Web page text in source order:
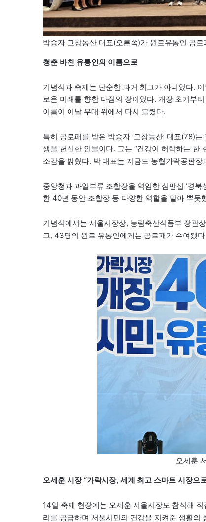
박송자 고창농산 대표(오른쪽)가 원로유통인 공로
청춘 바친 유통인의 이름으로
기념식과 축제는 단순한 과거 회고가 아니었다.
로운 미래를 향한 다짐의 장이었다. 개장 초기부
이름이 이날 무대 위에서 다시 불렸다.
특히 공로패를 받은 박송자 ‘고창농산’ 대표(78)
생을 헌신한 인물이다. 그는 “건강이 허락하는 한
소감을 밝혔다. 박 대표는 지금도 농협가락공판
중앙청과 과일부류 조합장을 역임한 심만섭 ‘경북
한 40년 동안 조합장 등 다양한 역할을 맡아 뿌듯
기념식에서는 서울시장상, 농림축산식품부 장관
고, 43명의 원로 유통인에게는 공로패가 수여됐다.
오세훈
오세훈 시장 “가락시장, 세계 최고 스마트 시장으
14일 축제 현장에는 오세훈 서울시장도 참석해
리를 공급하며 서울시민의 건강을 지켜준 생활의